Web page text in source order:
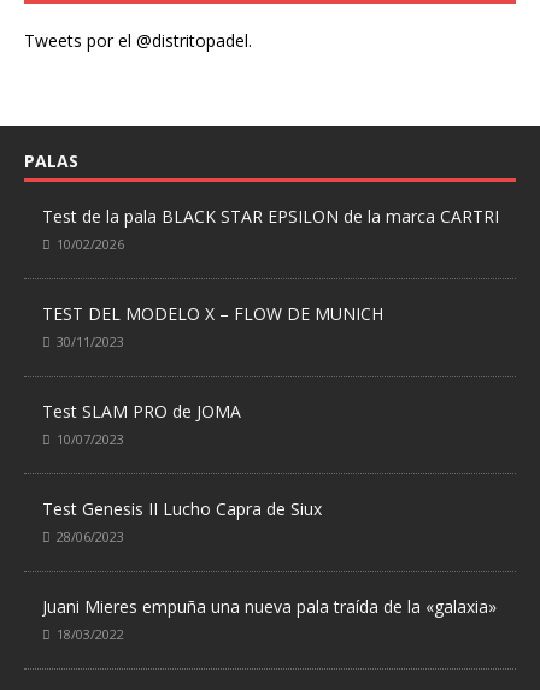
Tweets por el @distritopadel.
PALAS
Test de la pala BLACK STAR EPSILON de la marca CARTRI
10/02/2026
TEST DEL MODELO X – FLOW DE MUNICH
30/11/2023
Test SLAM PRO de JOMA
10/07/2023
Test Genesis II Lucho Capra de Siux
28/06/2023
Juani Mieres empuña una nueva pala traída de la «galaxia»
18/03/2022